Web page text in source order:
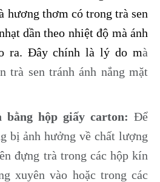
hương thơm có trong trà sen
dần theo nhiệt độ mà ánh
ra. Đây chính là lý do mà
trà sen tránh ánh nắng mặt
hộp giấy carton: Để
bị ảnh hưởng về chất lượng
đựng trà trong các hộp kín
xuyên vào hoặc trong các